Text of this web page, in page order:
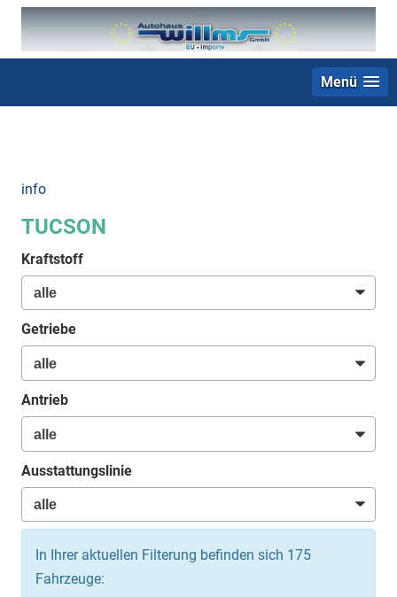
Menü
info
TUCSON
Kraftstoff
Getriebe
Antrieb
Ausstattungslinie
In Ihrer aktuellen Filterung befinden sich 175
Fahrzeuge: